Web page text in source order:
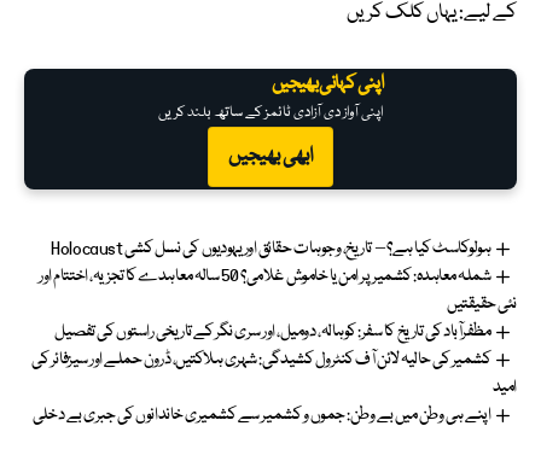
کے لیے:یہاں کلک کریں
اپنی کہانی بھیجیں
اپنی آواز دی آزادی ٹائمز کے ساتھ بلند کریں
ابھی بھیجیں
ہولوکاسٹ کیا ہے؟ – تاریخ، وجوہات حقائق اور یہودیوں کی نسل کشی Holocaust
شملہ معاہدہ: کشمیر پر امن یا خاموش غلامی؟ 50 سالہ معاہدے کا تجزیہ، اختتام اور
نئی حقیقتیں
مظفرآباد کی تاریخ کا سفر: کوہالہ، دومیل، اور سری نگر کے تاریخی راستوں کی تفصیل
کشمیر کی حالیہ لائن آف کنٹرول کشیدگی: شہری ہلاکتیں، ڈرون حملے اور سیزفائر کی
امید
اپنے ہی وطن میں بے وطن: جموں و کشمیر سے کشمیری خاندانوں کی جبری بے دخلی